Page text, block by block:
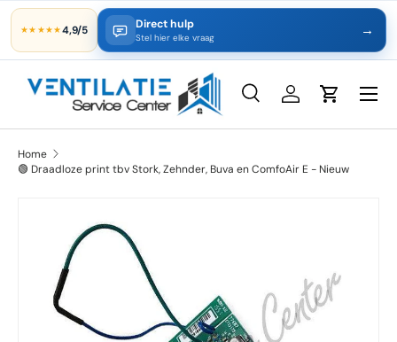
Ga naar inhoud
★★★★★4,9/5 Direct hulp
Stel hier elke vraag →
Zoeken
Productsoort
ZoekenInloggen
Home
🟢 Draadloze print tbv Stork, Zehnder, Buva en ComfoAir E - Nieuw
Ga direct naar productinformatie